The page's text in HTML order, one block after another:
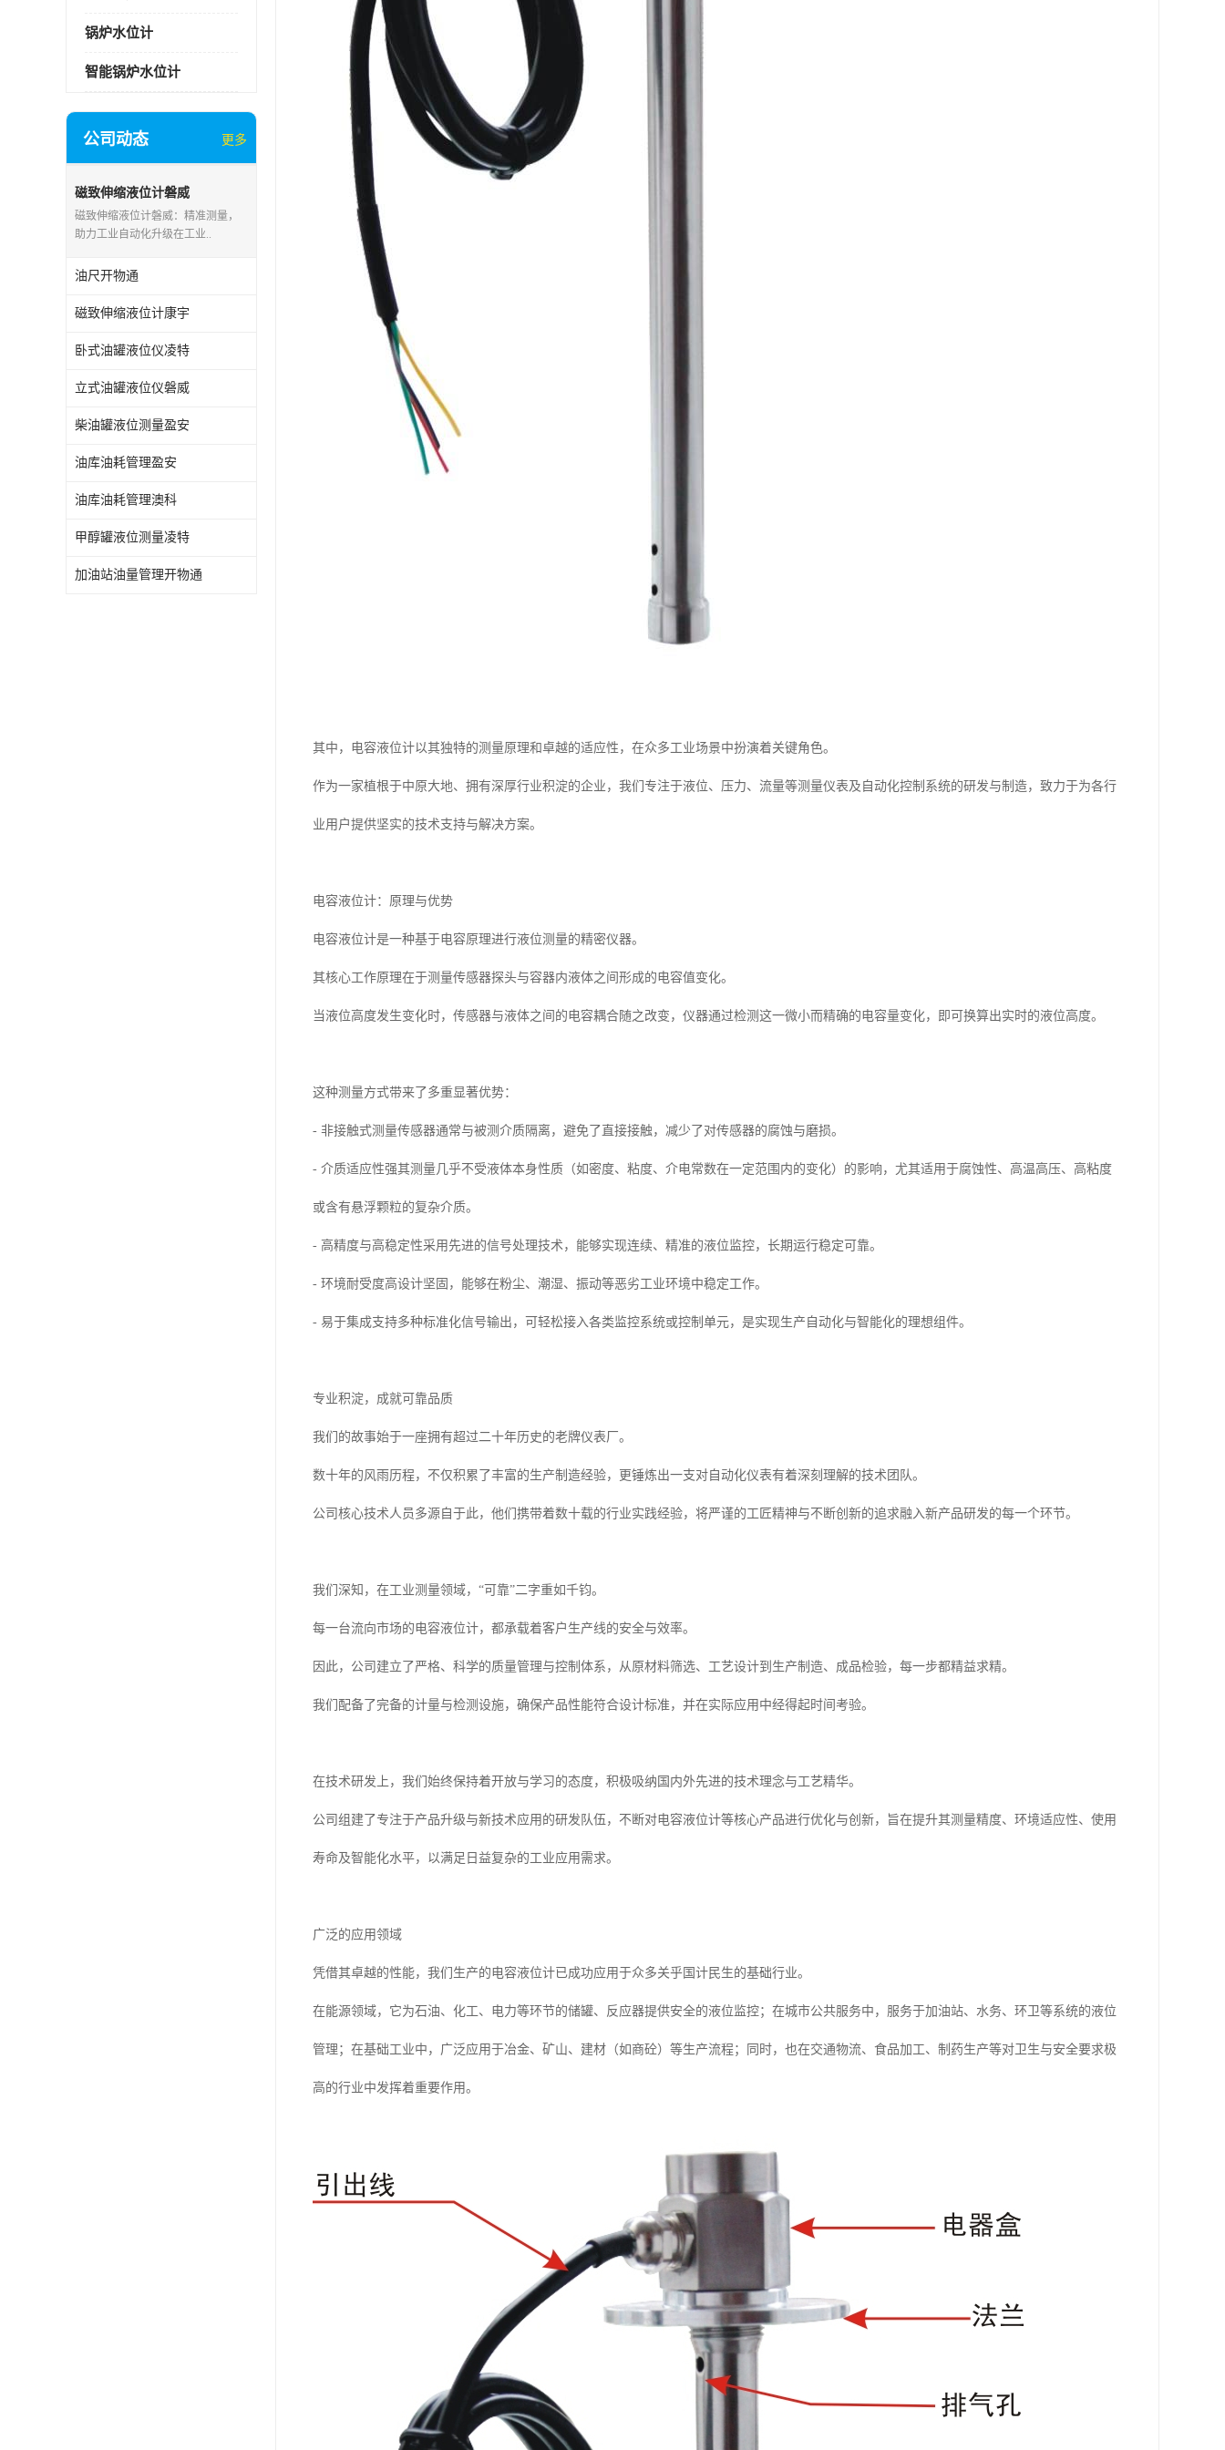
锅炉水位计
智能锅炉水位计
公司动态 更多
磁致伸缩液位计磐威
磁致伸缩液位计磐威：精准测量，
助力工业自动化升级在工业..
油尺开物通
磁致伸缩液位计康宇
卧式油罐液位仪凌特
立式油罐液位仪磐威
柴油罐液位测量盈安
油库油耗管理盈安
油库油耗管理澳科
甲醇罐液位测量凌特
加油站油量管理开物通
其中，电容液位计以其独特的测量原理和卓越的适应性，在众多工业场景中扮演着关键角色。
作为一家植根于中原大地、拥有深厚行业积淀的企业，我们专注于液位、压力、流量等测量仪表及自动化控制系统的研发与制造，致力于为各行
业用户提供坚实的技术支持与解决方案。
电容液位计：原理与优势
电容液位计是一种基于电容原理进行液位测量的精密仪器。
其核心工作原理在于测量传感器探头与容器内液体之间形成的电容值变化。
当液位高度发生变化时，传感器与液体之间的电容耦合随之改变，仪器通过检测这一微小而精确的电容量变化，即可换算出实时的液位高度。
这种测量方式带来了多重显著优势：
- 非接触式测量传感器通常与被测介质隔离，避免了直接接触，减少了对传感器的腐蚀与磨损。
- 介质适应性强其测量几乎不受液体本身性质（如密度、粘度、介电常数在一定范围内的变化）的影响，尤其适用于腐蚀性、高温高压、高粘度
或含有悬浮颗粒的复杂介质。
- 高精度与高稳定性采用先进的信号处理技术，能够实现连续、精准的液位监控，长期运行稳定可靠。
- 环境耐受度高设计坚固，能够在粉尘、潮湿、振动等恶劣工业环境中稳定工作。
- 易于集成支持多种标准化信号输出，可轻松接入各类监控系统或控制单元，是实现生产自动化与智能化的理想组件。
专业积淀，成就可靠品质
我们的故事始于一座拥有超过二十年历史的老牌仪表厂。
数十年的风雨历程，不仅积累了丰富的生产制造经验，更锤炼出一支对自动化仪表有着深刻理解的技术团队。
公司核心技术人员多源自于此，他们携带着数十载的行业实践经验，将严谨的工匠精神与不断创新的追求融入新产品研发的每一个环节。
我们深知，在工业测量领域，“可靠”二字重如千钧。
每一台流向市场的电容液位计，都承载着客户生产线的安全与效率。
因此，公司建立了严格、科学的质量管理与控制体系，从原材料筛选、工艺设计到生产制造、成品检验，每一步都精益求精。
我们配备了完备的计量与检测设施，确保产品性能符合设计标准，并在实际应用中经得起时间考验。
在技术研发上，我们始终保持着开放与学习的态度，积极吸纳国内外先进的技术理念与工艺精华。
公司组建了专注于产品升级与新技术应用的研发队伍，不断对电容液位计等核心产品进行优化与创新，旨在提升其测量精度、环境适应性、使用
寿命及智能化水平，以满足日益复杂的工业应用需求。
广泛的应用领域
凭借其卓越的性能，我们生产的电容液位计已成功应用于众多关乎国计民生的基础行业。
在能源领域，它为石油、化工、电力等环节的储罐、反应器提供安全的液位监控；在城市公共服务中，服务于加油站、水务、环卫等系统的液位
管理；在基础工业中，广泛应用于冶金、矿山、建材（如商砼）等生产流程；同时，也在交通物流、食品加工、制药生产等对卫生与安全要求极
高的行业中发挥着重要作用。